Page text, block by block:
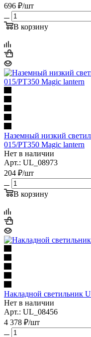
696 ₽/шт
В корзину
Наземный низкий
015/PT350 Magic lantern
Нет в наличии
Арт.: UL_08973
204 ₽/шт
В корзину
Накладной светильник
Нет в наличии
Арт.: UL_08456
4 378 ₽/шт